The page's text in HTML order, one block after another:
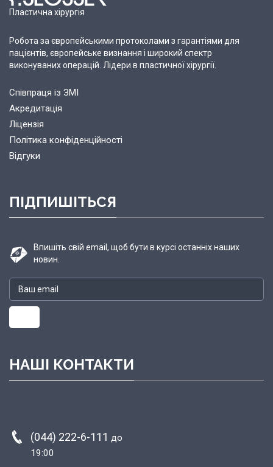
Пластична хірургія
Робота за європейськими протоколами з гарантіями для
пацієнтів, європейське визнання і широкий спектр
виконуваних операцій. Лідери в пластичної хірургії.
Співпраця із ЗМІ
Акредитація
Ліцензія
Політика конфіденційності
Відгуки
ПІДПИШІТЬСЯ
Впишіть свій email, щоб бути в курсі останніх наших
новин.
НАШІ КОНТАКТИ
(044) 222-6-111 до
19:00